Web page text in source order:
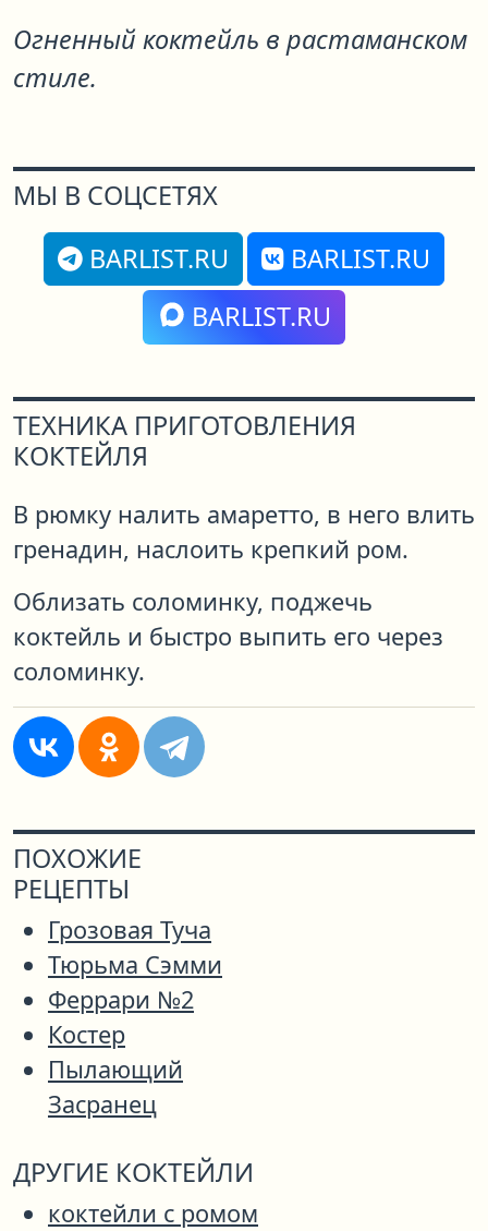
Огненный коктейль в растаманском
стиле.
МЫ В СОЦСЕТЯХ
BARLIST.RU
BARLIST.RU
BARLIST.RU
ТЕХНИКА ПРИГОТОВЛЕНИЯ
КОКТЕЙЛЯ
В рюмку налить амаретто, в него влить
гренадин, наслоить крепкий ром.
Облизать соломинку, поджечь
коктейль и быстро выпить его через
соломинку.
ПОХОЖИЕ
РЕЦЕПТЫ
Грозовая Туча
Тюрьма Сэмми
Феррари №2
Костер
Пылающий
Засранец
ДРУГИЕ КОКТЕЙЛИ
коктейли с ромом